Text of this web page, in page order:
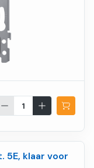
5E, klaar voor